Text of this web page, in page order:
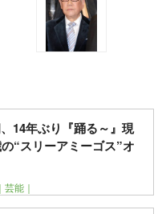
14年ぶり『踊る～』現
“スリーアミーゴス”オ
｜芸能｜